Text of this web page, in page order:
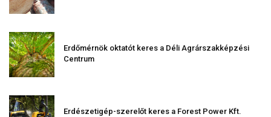
Erdőmérnök oktatót keres a Déli Agrárszakképzési
Centrum
Erdészetigép-szerelőt keres a Forest Power Kft.